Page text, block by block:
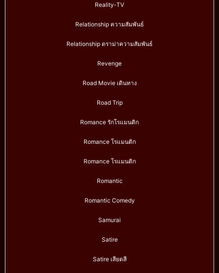
Reality-TV
Relationship ความสัมพันธ์
Relationship ดราม่าความสัมพันธ์
Revenge
Road Movie เดินทาง
Road Trip
Romance รักโรแมนติก
Romance โรแมนติก
Romance โรแมนติก
Romantic
Romantic Comedy
Samurai
Satire
Satire เสียดสี